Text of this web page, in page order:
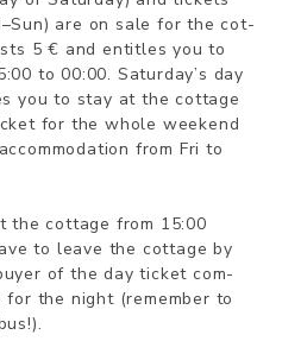
are on sa­le for the cot­
5 € and en­tit­les you to
to 00:00. Sa­tur­day’s day
you to stay at the cot­ta­ge
for the who­le wee­kend
from Fri to
the cot­ta­ge from 15:00
to lea­ve the cot­ta­ge by
of the day tic­ket com­
the night (remember to